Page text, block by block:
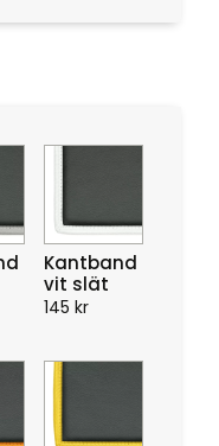
Kantband
vit slät
145 kr